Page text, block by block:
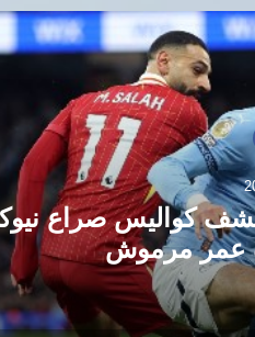
كواليس صراع
عمر مرموش